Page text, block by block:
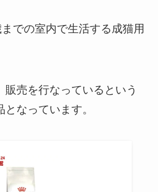
ーパーや楽天でも販売してる？
レブンなど売ってるところは？
での室内で生活する成猫用
販売を行なっているという
なっています。